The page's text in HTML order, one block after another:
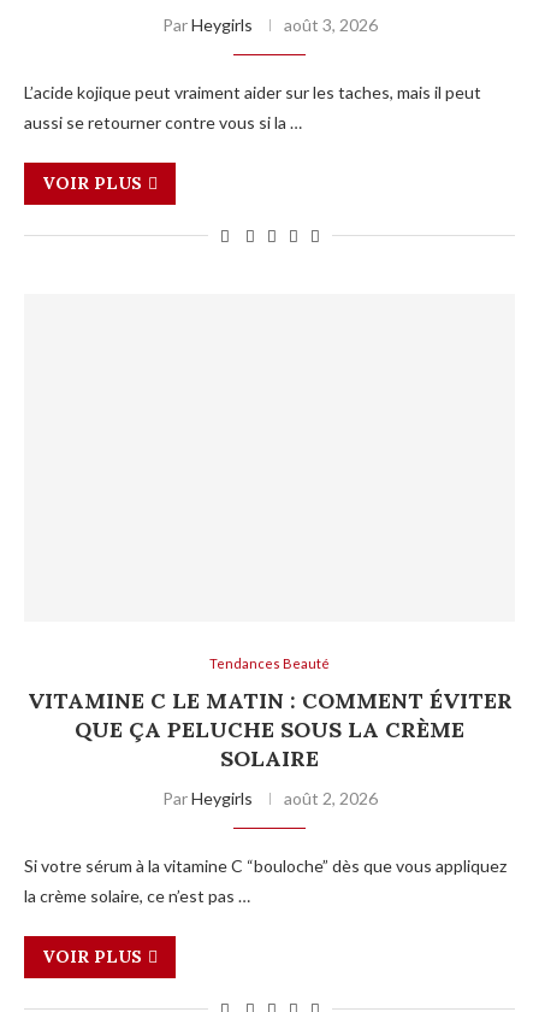
ParHeygirls août 3, 2026
L’acide kojique peut vraiment aider sur les taches, mais il peut
aussi se retourner contre vous si la …
VOIR PLUS
Tendances Beauté
VITAMINE C LE MATIN : COMMENT ÉVITER
QUE ÇA PELUCHE SOUS LA CRÈME
SOLAIRE
ParHeygirls août 2, 2026
Si votre sérum à la vitamine C “bouloche” dès que vous appliquez
la crème solaire, ce n’est pas …
VOIR PLUS